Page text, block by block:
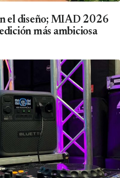
el diseño; MIAD 2026
más ambiciosa